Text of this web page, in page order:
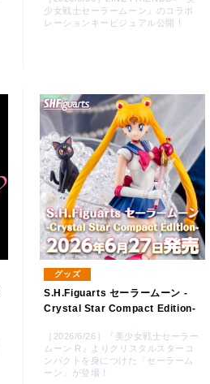
少女戦士セーラームーン』のコラボ
レーションキービジュアル公開！
グッズ
S.H.Figuarts セーラームーン -
Crystal Star Compact Edition-
［2026/6/26］『美少女戦士セーラー
ムーン R』よりクリスタルスターコ
ンパクトを身につけた「セーラーム
ーン」が登場！